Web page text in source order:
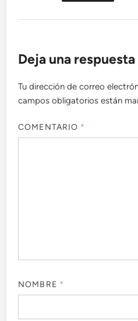
Deja una respuesta
Tu dirección de correo
campos obligatorios están
COMENTARIO *
NOMBRE *